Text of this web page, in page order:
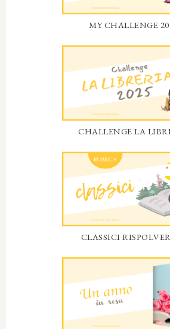
MY CHALLENGE
CHALLENGE LA
CLASSICI